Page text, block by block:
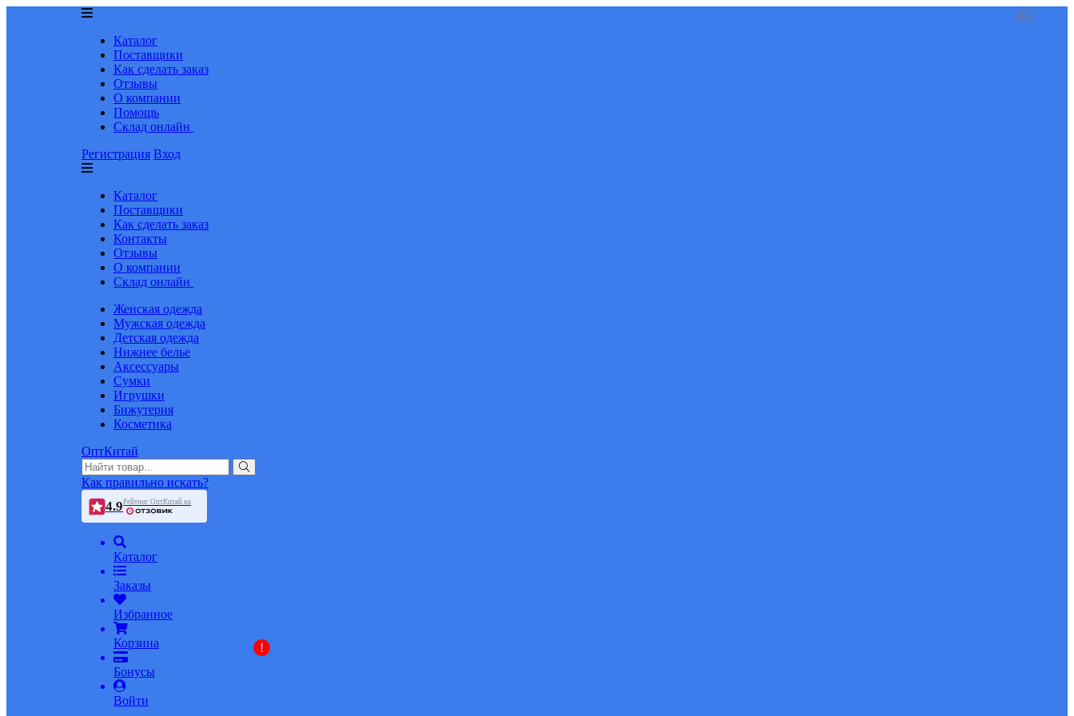
Каталог
Поставщики
Как сделать заказ
Отзывы
О компании
Помощь
Склад онлайн
Регистрация Вход
Каталог
Поставщики
Как сделать заказ
Контакты
Отзывы
О компании
Склад онлайн
Женская одежда
Мужская одежда
Детская одежда
Нижнее белье
Аксессуары
Сумки
Игрушки
Бижутерия
Косметика
ОптКитай
Как правильно искать?
4.9Рейтинг ОптКитай на
Каталог
Заказы
Избранное
Корзина
Бонусы
!
Войти